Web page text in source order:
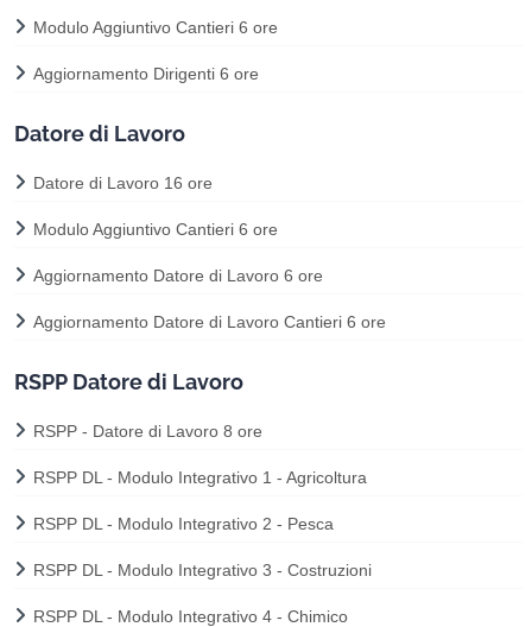
Modulo Aggiuntivo Cantieri 6 ore
Aggiornamento Dirigenti 6 ore
Datore di Lavoro
Datore di Lavoro 16 ore
Modulo Aggiuntivo Cantieri 6 ore
Aggiornamento Datore di Lavoro 6 ore
Aggiornamento Datore di Lavoro Cantieri 6 ore
RSPP Datore di Lavoro
RSPP - Datore di Lavoro 8 ore
RSPP DL - Modulo Integrativo 1 - Agricoltura
RSPP DL - Modulo Integrativo 2 - Pesca
RSPP DL - Modulo Integrativo 3 - Costruzioni
RSPP DL - Modulo Integrativo 4 - Chimico